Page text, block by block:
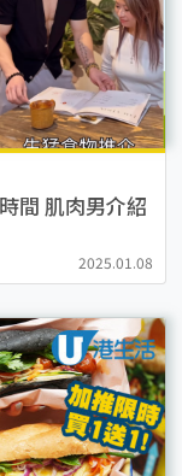
間 肌肉男介紹
2025.01.08